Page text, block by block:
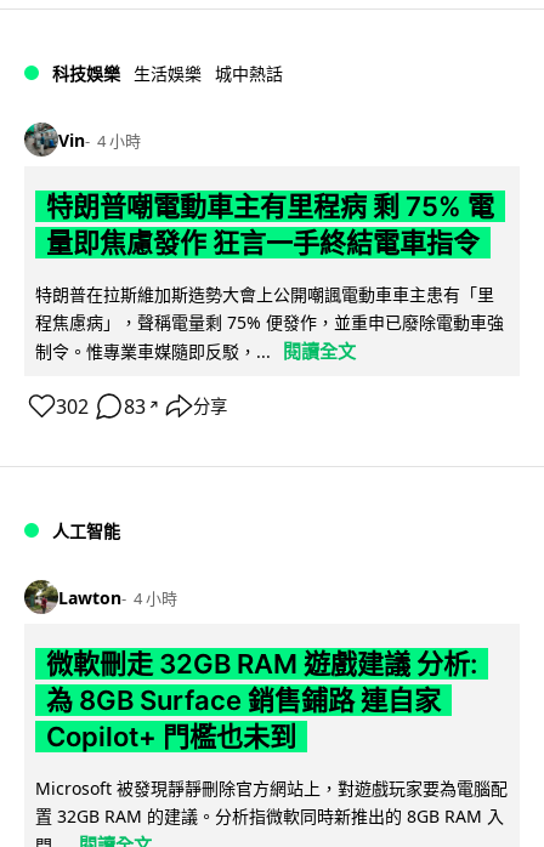
科技娛樂 生活娛樂 城中熱話
Vin 4 小時
特朗普嘲電動車主有里程病 剩 75% 電
量即焦慮發作 狂言一手終結電車指令
特朗普在拉斯維加斯造勢大會上公開嘲諷電動車車主患有「里
程焦慮病」，聲稱電量剩 75% 便發作，並重申已廢除電動車強
制令。惟專業車媒隨即反駁，...
閱讀全文
302 83 ↗ 分享
人工智能
Lawton 4 小時
微軟刪走 32GB RAM 遊戲建議 分析:
為 8GB Surface 銷售鋪路 連自家
Copilot+ 門檻也未到
Microsoft 被發現靜靜刪除官方網站上，對遊戲玩家要為電腦配
置 32GB RAM 的建議。分析指微軟同時新推出的 8GB RAM 入